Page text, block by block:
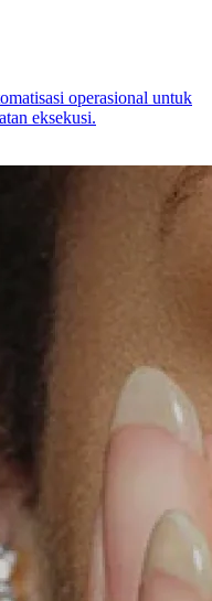
operasional untuk
eksekusi.